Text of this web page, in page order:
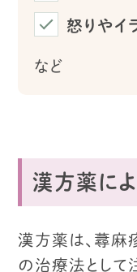
怒りやイ
など
漢方薬に
漢方薬は、蕁麻
の治療法として